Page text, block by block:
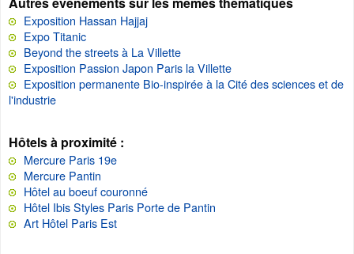
Exposition Hassan Hajjaj
Expo Titanic
Beyond the streets à La Villette
Exposition Passion Japon Paris la Villette
Exposition permanente Bio-inspirée à la Cité des sciences et de
l'industrie
Hôtels à proximité :
Mercure Paris 19e
Mercure Pantin
Hôtel au boeuf couronné
Hôtel Ibis Styles Paris Porte de Pantin
Art Hôtel Paris Est